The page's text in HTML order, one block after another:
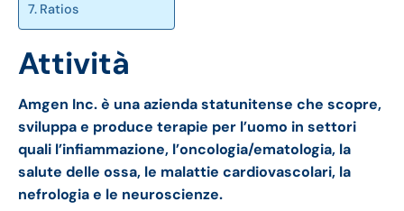
Ratios
Attività
Amgen Inc. è una azienda statunitense che scopre,
sviluppa e produce terapie per l’uomo in settori
quali l’infiammazione, l’oncologia/ematologia, la
salute delle ossa, le malattie cardiovascolari, la
nefrologia e le neuroscienze.